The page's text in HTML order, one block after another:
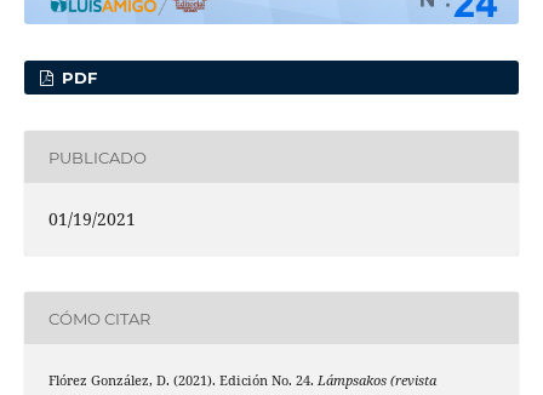
PDF
PUBLICADO
01/19/2021
CÓMO CITAR
Flórez González, D. (2021). Edición No. 24. Lámpsakos (revista